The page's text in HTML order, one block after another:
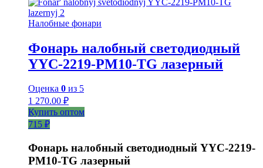
Налобные фонари
Фонарь налобный светодиодный
YYC-2219-PM10-TG лазерный
Оценка 0 из 5
1 270.00 ₽
Купить оптом
715 ₽
Фонарь налобный светодиодный YYC-2219-
PM10-TG лазерный